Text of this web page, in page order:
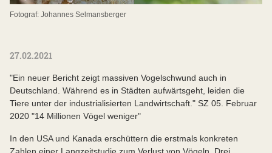
Fotograf: Johannes Selmansberger
27.02.2021
"Ein neuer Bericht zeigt massiven Vogelschwund auch in
Deutschland. Während es in Städten aufwärtsgeht, leiden die
Tiere unter der industrialisierten Landwirtschaft." SZ 05. Februar
2020 "14 Millionen Vögel weniger"
In den USA und Kanada erschüttern die erstmals konkreten